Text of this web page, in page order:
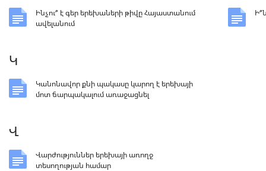
Ինչու՞ է գեր երեխաների թիվը Հայաստանում
ավելանում
Կ
Կանոնավոր քնի պակասը կարող է երեխայի
մոտ ճարպակալում առաջացնել
Վ
Վարժություններ երեխայի առողջ
տեսողության համար